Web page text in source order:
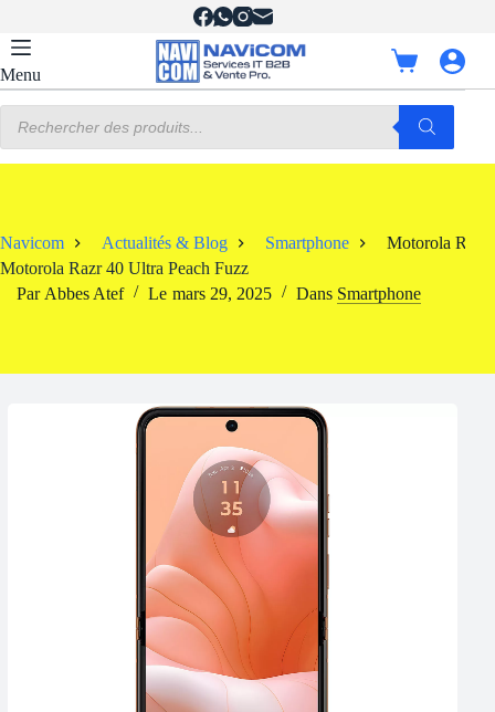
contenu
Menu
Panier
d’achat
produits
Navicom Actualités & Blog Smartphone
Motorola Razr
Motorola Razr 40 Ultra Peach Fuzz
Par Abbes Atef Le mars 29, 2025 Dans Smartphone